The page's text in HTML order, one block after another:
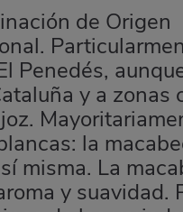
de Origen
Penedés,
y a zonas
la
misma. La
y suavidad.